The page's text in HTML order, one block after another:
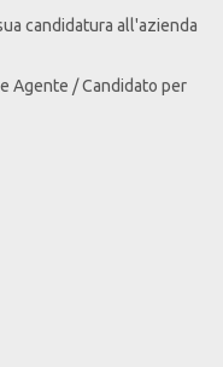
candidatura all'azienda
Agente / Candidato per